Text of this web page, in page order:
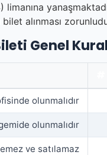
alınması
Genel
olunmalıdır.
olunmalıdır.
ve satılamaz.